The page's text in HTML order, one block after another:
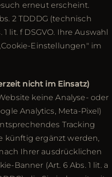
erneut erscheint.
2 TDDDG (technisch
lit. f DSGVO. Ihre Auswahl
Einstellungen" im
nicht im Einsatz)
keine Analyse- oder
Analytics, Meta-Pixel)
Tracking
künftig ergänzt werden,
Ihrer ausdrücklichen
Banner (Art. 6 Abs. 1 lit. a